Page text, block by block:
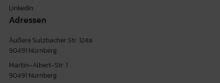
LinkedIn
Adressen
Äußere Sulzbacher Str. 124a
90491 Nürnberg
Martin-Albert-Str. 1
90491 Nürnberg